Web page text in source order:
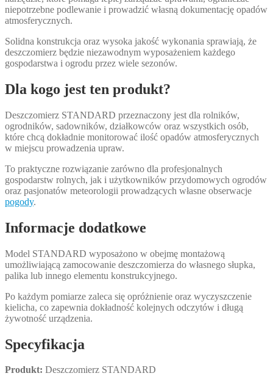
niepotrzebne podlewanie i prowadzić własną dokumentację opadów
atmosferycznych.
Solidna konstrukcja oraz wysoka jakość wykonania sprawiają, że
deszczomierz będzie niezawodnym wyposażeniem każdego
gospodarstwa i ogrodu przez wiele sezonów.
Dla kogo jest ten produkt?
Deszczomierz STANDARD przeznaczony jest dla rolników,
ogrodników, sadowników, działkowców oraz wszystkich osób,
które chcą dokładnie monitorować ilość opadów atmosferycznych
w miejscu prowadzenia upraw.
To praktyczne rozwiązanie zarówno dla profesjonalnych
gospodarstw rolnych, jak i użytkowników przydomowych ogrodów
oraz pasjonatów meteorologii prowadzących własne obserwacje
pogody.
Informacje dodatkowe
Model STANDARD wyposażono w obejmę montażową
umożliwiającą zamocowanie deszczomierza do własnego słupka,
palika lub innego elementu konstrukcyjnego.
Po każdym pomiarze zaleca się opróżnienie oraz wyczyszczenie
kielicha, co zapewnia dokładność kolejnych odczytów i długą
żywotność urządzenia.
Specyfikacja
Produkt: Deszczomierz STANDARD